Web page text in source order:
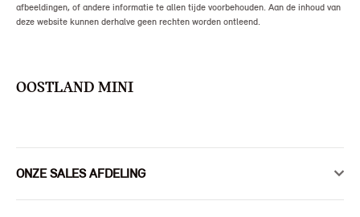
afbeeldingen, of andere informatie te allen tijde voorbehouden. Aan de inhoud van
deze website kunnen derhalve geen rechten worden ontleend.
OOSTLAND MINI
ONZE SALES AFDELING